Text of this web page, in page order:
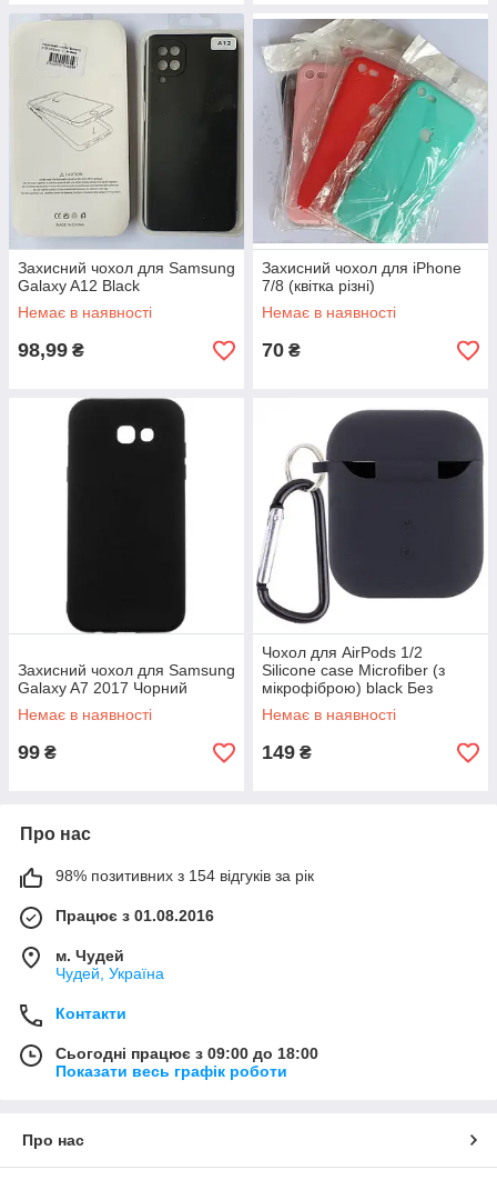
Захисний чохол для Samsung
Galaxy A12 Black
Немає в наявності
98,99 ₴
Захисний чохол для iPhone
7/8 (квітка різні)
Немає в наявності
70 ₴
Захисний чохол для Samsung
Galaxy A7 2017 Чорний
Немає в наявності
99 ₴
Чохол для AirPods 1/2
Silicone case Microfiber (з
мікрофіброю) black Без
бренда
Немає в наявності
149 ₴
Про нас
98% позитивних з 154 відгуків за рік
Працює з 01.08.2016
м. Чудей
Чудей, Україна
Контакти
Сьогодні працює з 09:00 до 18:00
Показати весь графік роботи
Про нас